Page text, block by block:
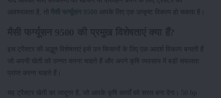
आवश्यकता है, तो मैसी फर्ग्यूसन 9500 आपके लिए एक उत्कृष्ट विकल्प हो सकता है।
इस ट्रैक्टर की अद्भुत विशेषताएं इसे उन किसानों के लिए एक आदर्श विकल्प बनाती हैं
जो अपनी खेती को उन्नत करना चाहते हैं और अपने कृषि व्यवसाय में बड़ी सफलता
प्राप्त करना चाहते हैं।
यह ट्रैक्टर खेती का जादूगर है, जो आपके कृषि कार्यों को सरल बना देगा। 50 hp